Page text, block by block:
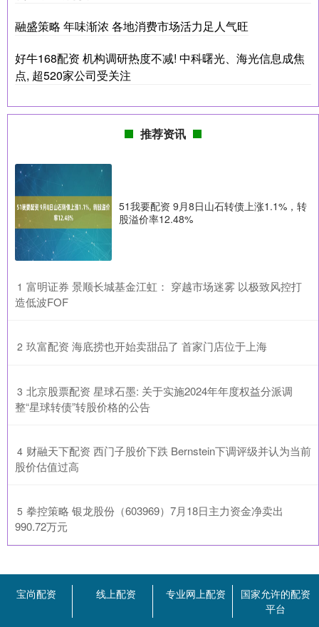
融盛策略 年味渐浓 各地消费市场活力足人气旺
好牛168配资 机构调研热度不减! 中科曙光、海光信息成焦
点, 超520家公司受关注
推荐资讯
51我要配资 9月8日山石转债上涨1.1%，转
股溢价率12.48%
1 ​富明证券 景顺长城基金江虹： 穿越市场迷雾 以极致风控打
造低波FOF
2 ​玖富配资 海底捞也开始卖甜品了 首家门店位于上海
3 ​北京股票配资 星球石墨: 关于实施2024年年度权益分派调
整“星球转债”转股价格的公告
4 ​财融天下配资 西门子股价下跌 Bernstein下调评级并认为当前
股价估值过高
5 ​拳控策略 银龙股份（603969）7月18日主力资金净卖出
990.72万元
宝尚配资 线上配资 专业网上配资
国家允许的配资
平台